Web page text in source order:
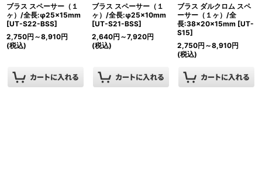
ブラス スペーサー（１
ヶ）/全長:φ25×15mm
[UT-S22-BSS]
2,750円 ～8,910円
(税込)
ブラス スペーサー（１
ヶ）/全長:φ25×10mm
[UT-S21-BSS]
2,640円 ～7,920円
(税込)
ブラス ダルクロム スペ
ーサー（１ヶ）/全
長:38×20×15mm [UT-
S15]
2,750円 ～8,910円
(税込)